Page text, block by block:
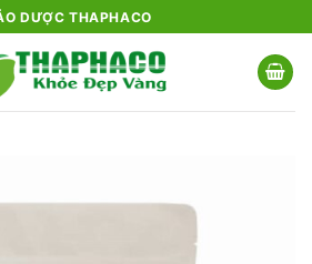
DƯỢC THAPHACO